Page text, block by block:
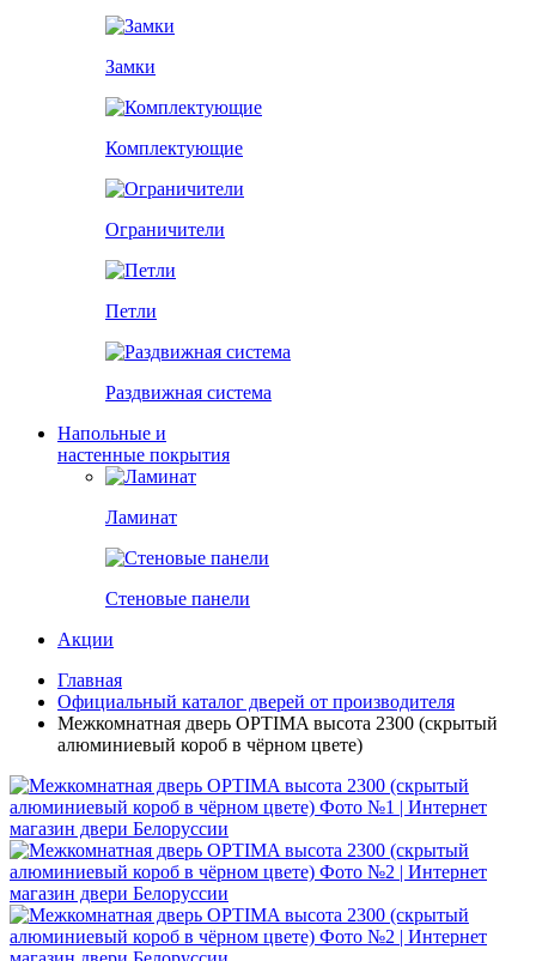
Замки
Комплектующие
Ограничители
Петли
Раздвижная система
Напольные и
настенные покрытия
Ламинат
Стеновые панели
Акции
Главная
Официальный каталог дверей от производителя
Межкомнатная дверь OPTIMA высота 2300 (скрытый
алюминиевый короб в чёрном цвете)